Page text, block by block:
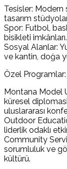
Tesisler: Modern
tasarım
Spor: Futbol,
bisikleti imkânları.
Sosyal Alanlar:
ve kantin, doğa
Özel Programlar:
Montana Model
küresel
uluslararası
Outdoor
liderlik odaklı
Community
sorumluluk ve
kültürü.